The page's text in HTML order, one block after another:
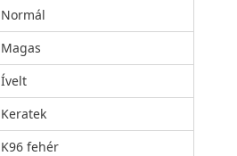
Normál
Magas
Ívelt
Keratek
K96 fehér